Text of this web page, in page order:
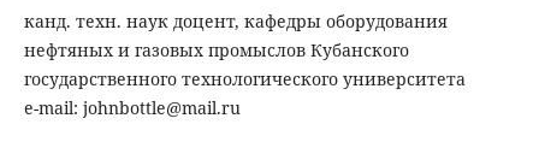
канд. техн. наук доцент, кафедры оборудования
нефтяных и газовых промыслов Кубанского
государственного технологического университета
e-mail: johnbottle@mail.ru